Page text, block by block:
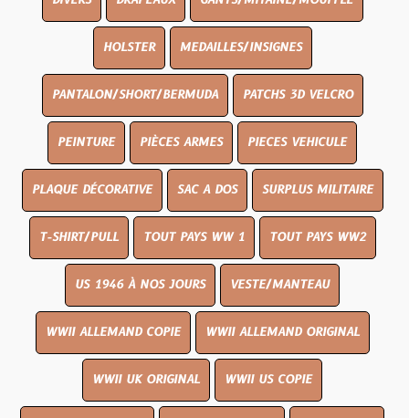
HOLSTER MEDAILLES/INSIGNES
PANTALON/SHORT/BERMUDA PATCHS 3D VELCRO
PEINTURE PIÈCES ARMES PIECES VEHICULE
PLAQUE DÉCORATIVE SAC A DOS SURPLUS MILITAIRE
T-SHIRT/PULL TOUT PAYS WW 1 TOUT PAYS WW2
US 1946 À NOS JOURS VESTE/MANTEAU
WWII ALLEMAND COPIE WWII ALLEMAND ORIGINAL
WWII UK ORIGINAL WWII US COPIE